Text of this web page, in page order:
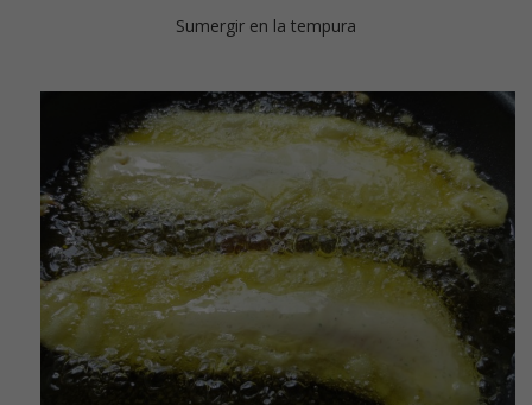
Sumergir en la tempura